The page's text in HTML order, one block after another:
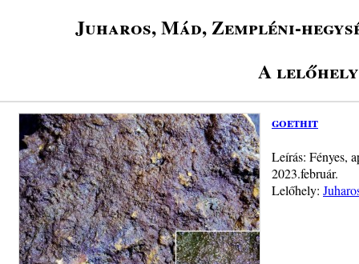
Juharos, Mád, Zempléni-
A lelőhely
goethit
Leírás: Fényes,
2023.február.
Lelőhely: